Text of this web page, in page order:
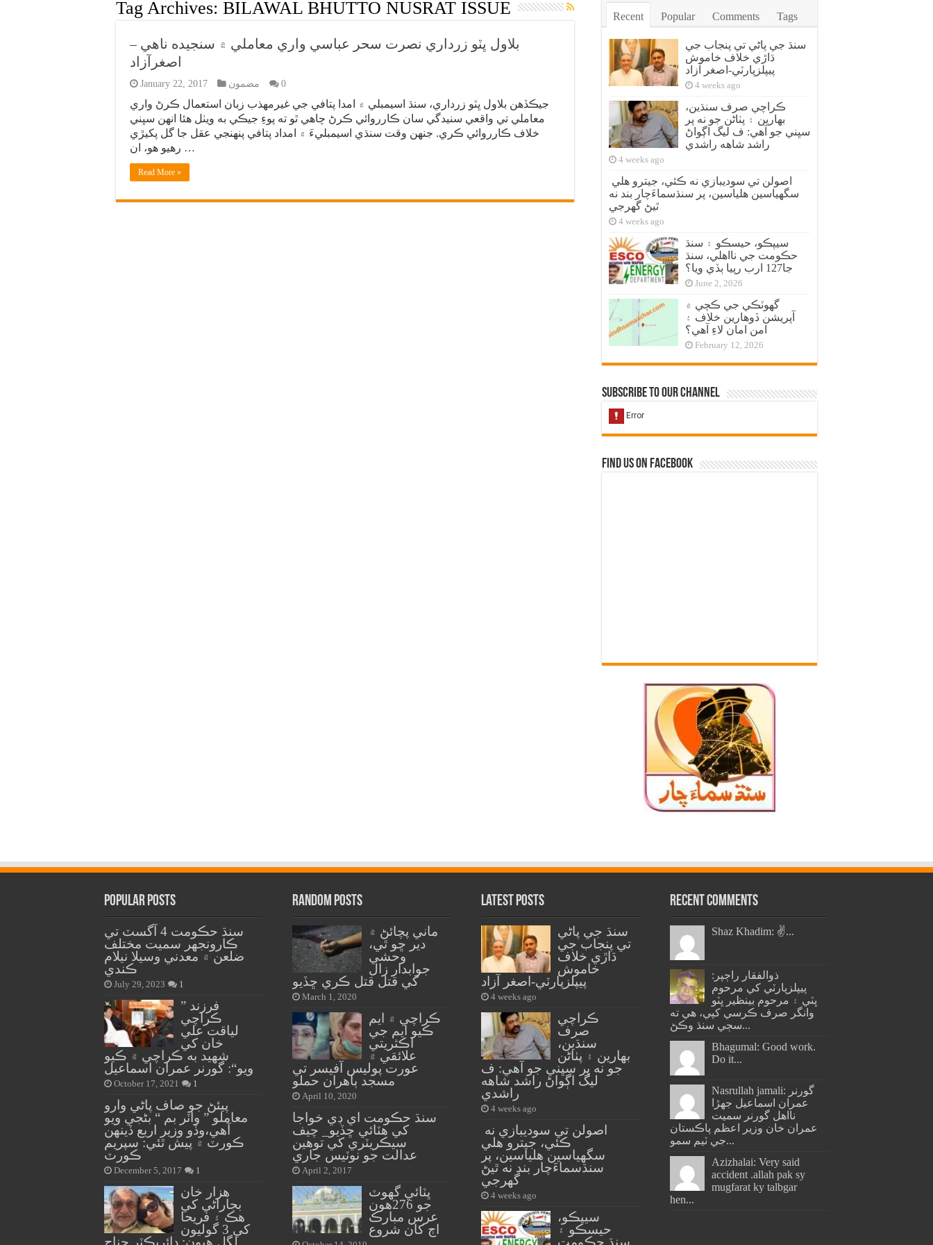
Tag Archives: BILAWAL BHUTTO NUSRAT ISSUE
بلاول ڀٽو زرداري نصرت سحر عباسي واري معاملي ۾ سنجيده ناهي –
اصغرآزاد
January 22, 2017 مضمون 0
جيڪڏهن بلاول ڀٽو زرداري، سنڌ اسيمبلي ۾ امدا پتافي جي غيرمهذب زبان استعمال ڪرڻ واري
معاملي تي واقعي سنيدگي سان ڪارروائي ڪرڻ چاهي ٿو ته پوءِ جيڪي به ويٺل هئا انهن سڀني
خلاف ڪارروائي ڪري. جنهن وقت سنڌي اسيمبليءَ ۾ امداد پتافي پنهنجي عقل جا گل پکيڙي
رهيو هو، ان …
Read More »
Recent Popular Comments Tags
سنڌ جي پاڻي تي پنجاب جي
ڌاڙي خلاف خاموش
پيپلزپارٽي-اصغر آزاد
4 weeks ago
ڪراچي صرف سنڌين،
بهارين ۽ پٺاڻن جو نه پر
سڀني جو آهي: ف ليگ اڳواڻ
راشد شاهه راشدي
4 weeks ago
سگهياسين هلياسين، پر سنڌسماءَچار بند نه
ٿيڻ گهرجي
4 weeks ago
سيپڪو، حيسڪو ۽ سنڌ
حڪومت جي نااهلي، سنڌ
جا127 ارب رپيا ٻڏي ويا؟
June 2, 2026
گهوٽڪي جي ڪچي ۾
آپريشن ڏوهارين خلاف ۽
امن امان لاءِ آهي؟
February 12, 2026
Subscribe to our Channel
Find us on Facebook
Popular Posts
سنڌ حڪومت 4 آگسٽ تي
ڪارونجهر سميت مختلف
ضلعن ۾ معدني وسيلا نيلام
ڪندي
July 29, 2023 1
” فرزند
ڪراچي
لياقت علي
خان کي
شهيد به ڪراچي ۾ ڪيو
ويو“: گورنر عمران اسماعيل
October 17, 2021 1
پيئڻ جو صاف پاڻي وارو
معاملو ” واٽر بم “ بڻجي ويو
آهي،وڏو وزير اربع ڏينهن
ڪورٽ ۾ پيش ٿئي: سپريم
ڪورٽ
December 5, 2017 1
هزار خان
بجاراڻي کي
هڪ ۽ فريحا
کي 3 گوليون
لڳل هيون: ڊائريڪٽر جناح
Random Posts
ماني پچائڻ ۾
دير ڇو ٿي،
وحشي
جوابدار زال
کي قتل قتل ڪري ڇڏيو
March 1, 2020
ڪراچي ۾ ايم
ڪيو ايم جي
اڪثريتي
علائقي ۾
عورت پوليس آفيسر تي
مسجد ٻاهران حملو
April 10, 2020
سنڌ حڪومت اي ڊي خواجا
کي هٽائي ڇڏيو_ چيف
سيڪريٽري کي توهين
عدالت جو نوٽيس جاري
April 2, 2017
ڀٽائي گهوٽ
جو 276هون
عرس مبارڪ
اڄ کان شروع
Latest Posts
سنڌ جي پاڻي
تي پنجاب جي
ڌاڙي خلاف
خاموش
پيپلزپارٽي-اصغر آزاد
4 weeks ago
ڪراچي
صرف
سنڌين،
بهارين ۽ پٺاڻن
جو نه پر سڀني جو آهي: ف
ليگ اڳواڻ راشد شاهه
راشدي
4 weeks ago
ڪئي، جيترو هلي
سگهياسين هلياسين، پر
سنڌسماءَچار بند نه ٿيڻ
گهرجي
4 weeks ago
سيپڪو،
حيسڪو ۽
سنڌ حڪومت
Recent Comments
Shaz Khadim: ✌️...
ذوالفقار راڄپر:
پيپلزپارٽي کي مرحوم
ڀٽي ۽ مرحوم بينظير ڀٽو
وانگر صرف ڪرسي کپي، هي ته
سڄي سنڌ وڪڻ...
Bhagumal: Good work.
Do it...
Nasrullah jamali: گورنر
عمران اسماعيل جھڙا
نااهل گورنر سميت
عمران خان وزير اعظم پاڪستان
جي ٽيم سمو...
Azizhalai: Very said
accident .allah pak sy
mugfarat ky talbgar
hen...